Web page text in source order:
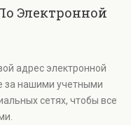
Электронной
адрес электронной
за нашими учетными
сетях, чтобы все